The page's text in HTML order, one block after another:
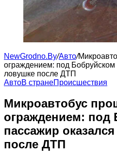
NewGrodno.By/Авто/
ограждением: под Бобруйском
ловушке после ДТП
АвтоВ странеПроисшествия
Микроавтобус
ограждением: под
пассажир
после ДТП